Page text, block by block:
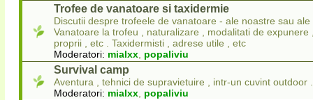
Trofee de vanatoare si taxidermie
Discutii despre trofeele de vanatoare - ale noastre sau ale
Vanatoare la trofeu , naturalizare , modalitati de expunere
proprii , etc . Taxidermisti , adrese utile , etc
Moderatori: mialxx, popaliviu
Survival camp
Aventura , tehnici de supravietuire , intr-un cuvint outdoor .
Moderatori: mialxx, popaliviu